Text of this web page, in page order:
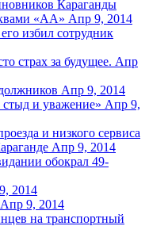
Караганды
«АА» Апр 9, 2014
избил сотрудник
страх за будущее. Апр
Апр 9, 2014
стыд и уважение» Апр 9,
и низкого сервиса
Апр 9, 2014
обокрал 49-
2014
Апр 9, 2014
на транспортный